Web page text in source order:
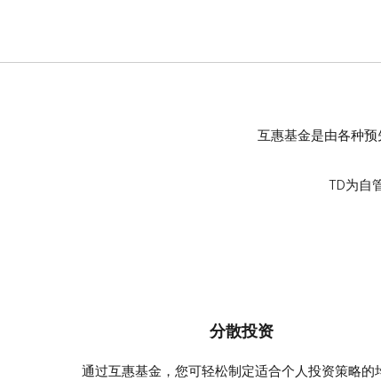
互惠基金是由各种
TD为自
分散投资
通过互惠基金，您可轻松制定适合个人投资策略的